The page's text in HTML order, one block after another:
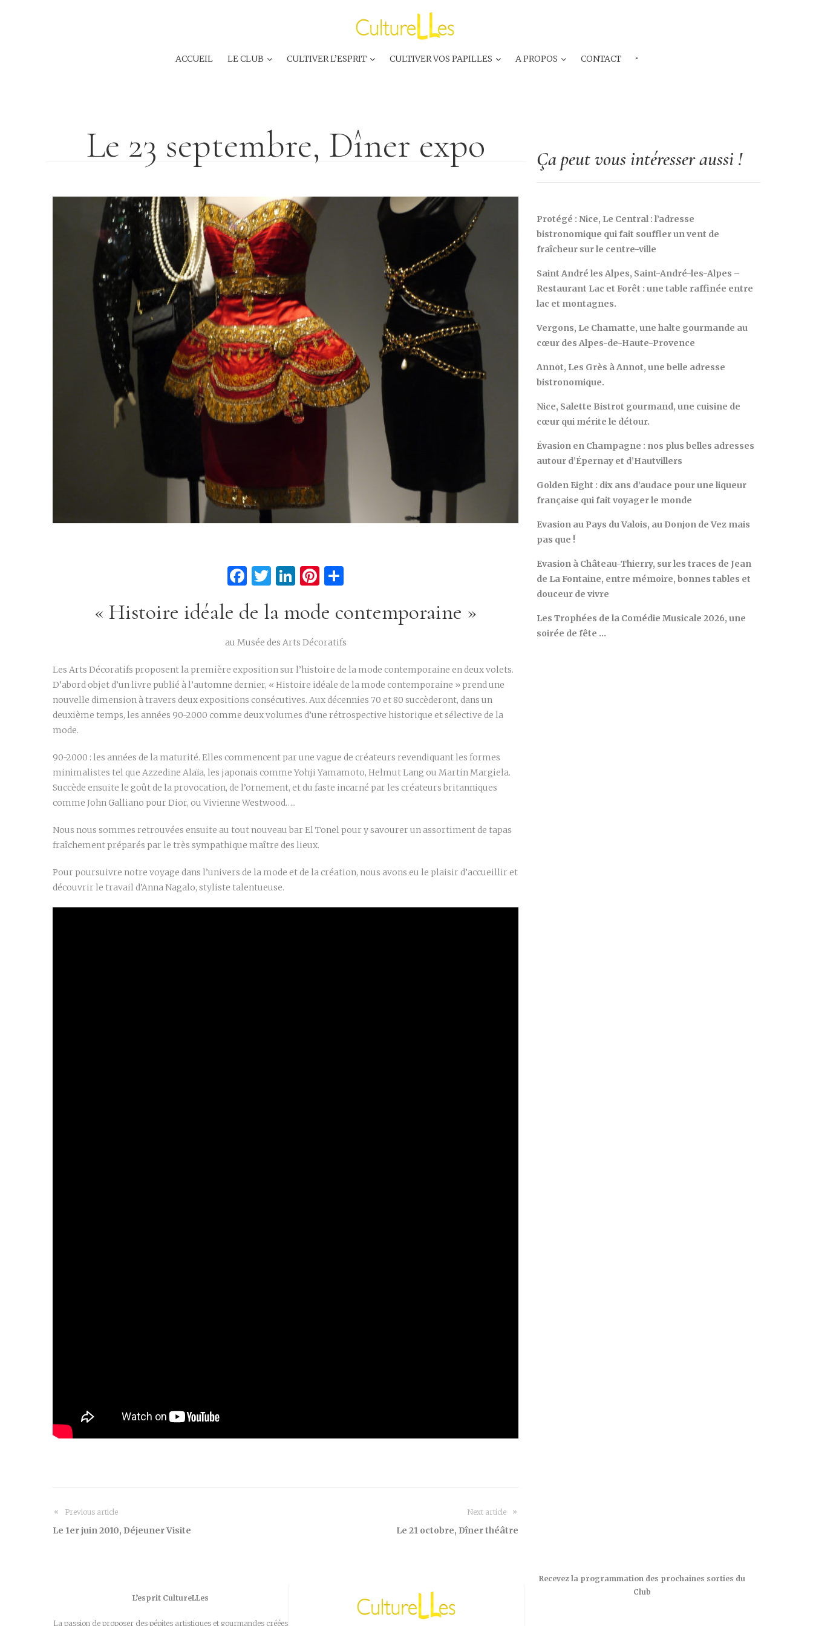
ACCUEIL LE CLUB CULTIVER L’ESPRIT CULTIVER VOS PAPILLES A PROPOS CONTACT ···
Le 23 septembre, Dîner expo
Facebook
Twitter
LinkedIn
Pinterest
« Histoire idéale de la mode contemporaine »
au Musée des Arts Décoratifs
Les Arts Décoratifs proposent la première exposition sur l’histoire de la mode contemporaine en deux volets.
D’abord objet d’un livre publié à l’automne dernier, « Histoire idéale de la mode contemporaine » prend une
nouvelle dimension à travers deux expositions consécutives. Aux décennies 70 et 80 succèderont, dans un
deuxième temps, les années 90-2000 comme deux volumes d’une rétrospective historique et sélective de la
mode.
90-2000 : les années de la maturité. Elles commencent par une vague de créateurs revendiquant les formes
minimalistes tel que Azzedine Alaïa, les japonais comme Yohji Yamamoto, Helmut Lang ou Martin Margiela.
Succède ensuite le goût de la provocation, de l’ornement, et du faste incarné par les créateurs britanniques
comme John Galliano pour Dior, ou Vivienne Westwood…..
Nous nous sommes retrouvées ensuite au tout nouveau bar El Tonel pour y savourer un assortiment de tapas
fraîchement préparés par le très sympathique maître des lieux.
Pour poursuivre notre voyage dans l’univers de la mode et de la création, nous avons eu le plaisir d’accueillir et
découvrir le travail d’Anna Nagalo, styliste talentueuse.
Previous article
Le 1er juin 2010, Déjeuner Visite
Next article
Le 21 octobre, Dîner théâtre
Ça peut vous intéresser aussi !
Protégé : Nice, Le Central : l’adresse
bistronomique qui fait souffler un vent de
fraîcheur sur le centre-ville
Saint André les Alpes, Saint-André-les-Alpes –
Restaurant Lac et Forêt : une table raffinée entre
lac et montagnes.
Vergons, Le Chamatte, une halte gourmande au
cœur des Alpes-de-Haute-Provence
Annot, Les Grès à Annot, une belle adresse
bistronomique.
Nice, Salette Bistrot gourmand, une cuisine de
cœur qui mérite le détour.
Évasion en Champagne : nos plus belles adresses
autour d’Épernay et d’Hautvillers
Golden Eight : dix ans d’audace pour une liqueur
française qui fait voyager le monde
Evasion au Pays du Valois, au Donjon de Vez mais
pas que !
Evasion à Château-Thierry, sur les traces de Jean
de La Fontaine, entre mémoire, bonnes tables et
douceur de vivre
Les Trophées de la Comédie Musicale 2026, une
soirée de fête …
L’esprit CultureLLes
La passion de proposer des pépites artistiques et gourmandes créées
Recevez la programmation des prochaines sorties du
Club